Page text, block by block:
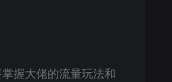
握大佬的流量玩法和